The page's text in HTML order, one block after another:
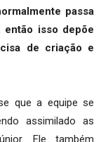
passa
isso depõe
de criação e
que a equipe se
assimilado as
Ele também